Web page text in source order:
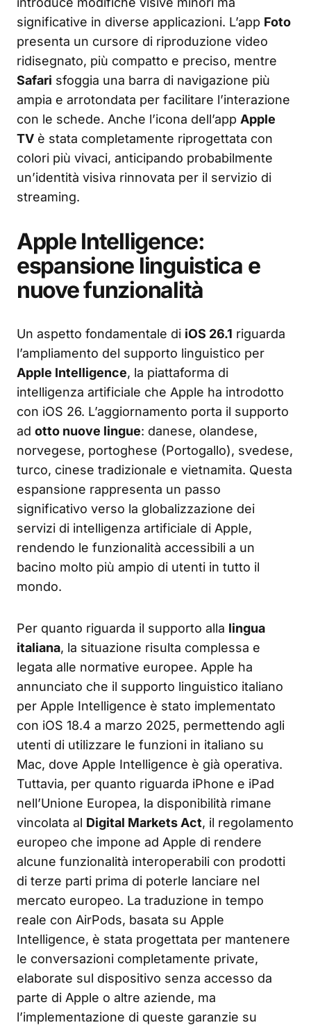
significative in diverse applicazioni. L’app Foto
presenta un cursore di riproduzione video
ridisegnato, più compatto e preciso, mentre
Safari sfoggia una barra di navigazione più
ampia e arrotondata per facilitare l’interazione
con le schede. Anche l’icona dell’app Apple
TV è stata completamente riprogettata con
colori più vivaci, anticipando probabilmente
un’identità visiva rinnovata per il servizio di
streaming.
Apple Intelligence:
espansione linguistica e
nuove funzionalità
Un aspetto fondamentale di iOS 26.1 riguarda
l’ampliamento del supporto linguistico per
Apple Intelligence, la piattaforma di
intelligenza artificiale che Apple ha introdotto
con iOS 26. L’aggiornamento porta il supporto
ad otto nuove lingue: danese, olandese,
norvegese, portoghese (Portogallo), svedese,
turco, cinese tradizionale e vietnamita. Questa
espansione rappresenta un passo
significativo verso la globalizzazione dei
servizi di intelligenza artificiale di Apple,
rendendo le funzionalità accessibili a un
bacino molto più ampio di utenti in tutto il
mondo.
Per quanto riguarda il supporto alla lingua
italiana, la situazione risulta complessa e
legata alle normative europee. Apple ha
annunciato che il supporto linguistico italiano
per Apple Intelligence è stato implementato
con iOS 18.4 a marzo 2025, permettendo agli
utenti di utilizzare le funzioni in italiano su
Mac, dove Apple Intelligence è già operativa.
Tuttavia, per quanto riguarda iPhone e iPad
nell’Unione Europea, la disponibilità rimane
vincolata al Digital Markets Act, il regolamento
europeo che impone ad Apple di rendere
alcune funzionalità interoperabili con prodotti
di terze parti prima di poterle lanciare nel
mercato europeo. La traduzione in tempo
reale con AirPods, basata su Apple
Intelligence, è stata progettata per mantenere
le conversazioni completamente private,
elaborate sul dispositivo senza accesso da
parte di Apple o altre aziende, ma
l’implementazione di queste garanzie su